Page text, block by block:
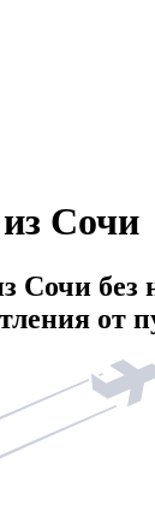
Сочи
Сочи без
от